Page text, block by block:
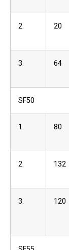
2. 20
3. 64
SF50
1. 80
2. 132
3. 120